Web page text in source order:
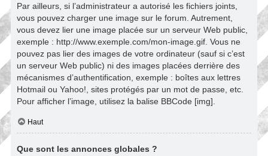
Par ailleurs, si l’administrateur a autorisé les fichiers joints,
vous pouvez charger une image sur le forum. Autrement,
vous devez lier une image placée sur un serveur Web public,
exemple : http://www.exemple.com/mon-image.gif. Vous ne
pouvez pas lier des images de votre ordinateur (sauf si c’est
un serveur Web public) ni des images placées derrière des
mécanismes d’authentification, exemple : boîtes aux lettres
Hotmail ou Yahoo!, sites protégés par un mot de passe, etc.
Pour afficher l’image, utilisez la balise BBCode [img].
Haut
Que sont les annonces globales ?